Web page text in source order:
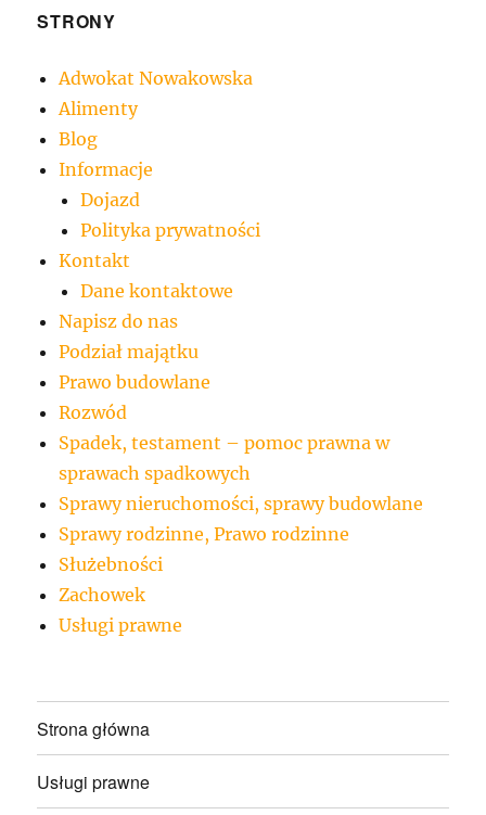
STRONY
Adwokat Nowakowska
Alimenty
Blog
Informacje
Dojazd
Polityka prywatności
Kontakt
Dane kontaktowe
Napisz do nas
Podział majątku
Prawo budowlane
Rozwód
Spadek, testament – pomoc prawna w
sprawach spadkowych
Sprawy nieruchomości, sprawy budowlane
Sprawy rodzinne, Prawo rodzinne
Służebności
Zachowek
Usługi prawne
Strona główna
Usługi prawne